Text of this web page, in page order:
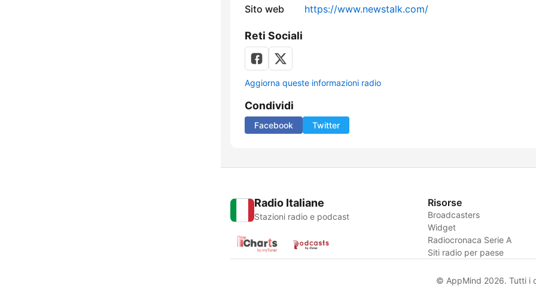
Sito web https://www.newstalk.com/
Reti Sociali
Aggiorna queste informazioni radio
Condividi
Facebook Twitter
Radio Italiane
Stazioni radio e podcast
Risorse
Broadcasters
Widget
Radiocronaca Serie A
Siti radio per paese
© AppMind 2026. Tutti i